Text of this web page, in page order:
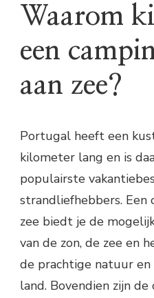
Waarom
een
aan zee?
Portugal heeft een
kilometer lang en is
populairste
strandliefhebbers. Een
zee biedt je de
van de zon, de zee en
de prachtige natuur
land. Bovendien zijn